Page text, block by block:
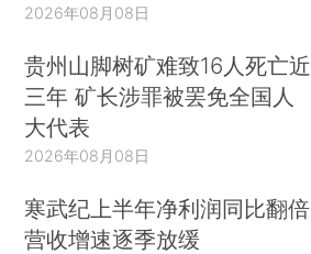
2026年08月08日
贵州山脚树矿难致16人死亡近
三年 矿长涉罪被罢免全国人
大代表
2026年08月08日
寒武纪上半年净利润同比翻倍
营收增速逐季放缓